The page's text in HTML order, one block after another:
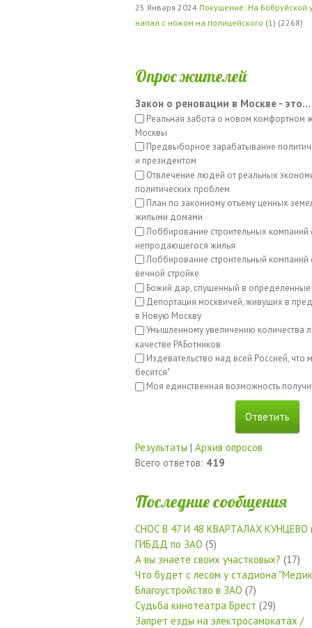
25 Января 2024 Покушение: На Бобруйской
напал с ножом на полицейского (1 ) (2268)
Опрос жителей
Закон о реновации в Москве - это...
Реальная забота о новом комфортном
Москвы
Предвыборное зарабатывание
и президентом
Отвлечение людей от реальных
политических проблем
План по законному отъему ценных
жилыми домами
Лоббирование строительных компаний
непродающегося жилья
Лоббирование строительный компаний
вечной стройке
Божий дар, спущенный в
Депортация москвичей, живущих в
в Новую Москву
Умышленному увеличению количества
качестве РАБотников
Издевательство над всей Россией, что
бесятся"
Моя единственная возможность
Результаты | Архив опросов
Всего ответов: 419
Последние сообщения
СНОС В 47 И 48 КВАРТАЛАХ КУНЦЕВО
ГИБДД по ЗАО (5)
А вы знаете своих участковых? (17)
Что будет с лесом у стадиона
Благоустройство в ЗАО (7)
Судьба кинотеатра Брест (29)
Запрет езды на электросамокатах /